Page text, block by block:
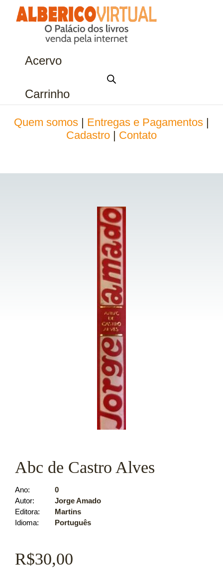
Acervo
Carrinho
Quem somos Entregas e Pagamentos
Cadastro
Contato
Abc de Castro Alves
Ano
0
Autor
Jorge Amado
Editora
Martins
Idioma
Português
R$30,00